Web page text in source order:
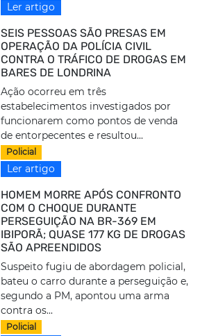
Ler artigo
SEIS PESSOAS SÃO PRESAS EM
OPERAÇÃO DA POLÍCIA CIVIL
CONTRA O TRÁFICO DE DROGAS EM
BARES DE LONDRINA
Ação ocorreu em três
estabelecimentos investigados por
funcionarem como pontos de venda
de entorpecentes e resultou...
Policial
Ler artigo
HOMEM MORRE APÓS CONFRONTO
COM O CHOQUE DURANTE
PERSEGUIÇÃO NA BR-369 EM
IBIPORÃ; QUASE 177 KG DE DROGAS
SÃO APREENDIDOS
Suspeito fugiu de abordagem policial,
bateu o carro durante a perseguição e,
segundo a PM, apontou uma arma
contra os...
Policial